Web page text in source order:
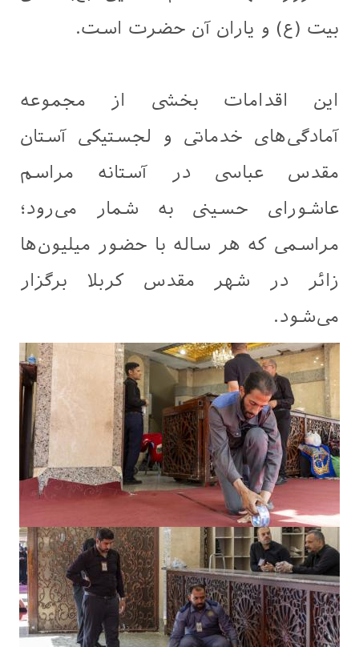
بیت (ع) و یاران آن حضرت است.
این اقدامات بخشی از مجموعه
آمادگی‌های خدماتی و لجستیکی آستان
مقدس عباسی در آستانه مراسم
عاشورای حسینی به شمار می‌رود؛
مراسمی که هر ساله با حضور میلیون‌ها
زائر در شهر مقدس کربلا برگزار
می‌شود.